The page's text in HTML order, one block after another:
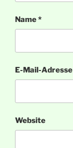
Name*
E-Mail-Adresse
Website